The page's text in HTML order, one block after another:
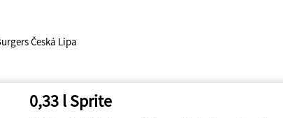
0,33 l Sprite